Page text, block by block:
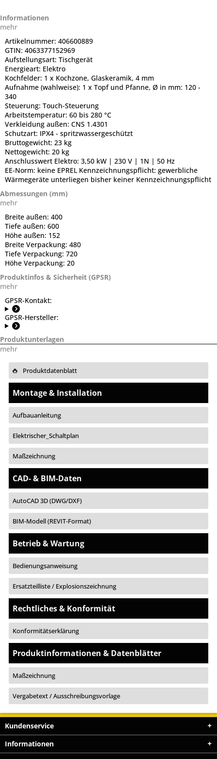
Informationen
mehr
Artikelnummer: 406600889
GTIN: 4063377152969
Aufstellungsart: Tischgerät
Energieart: Elektro
Kochfelder: 1 x Kochzone, Glaskeramik, 4 mm
Aufnahme (wahlweise): 1 x Topf und Pfanne, Ø in mm: 120 -
340
Steuerung: Touch-Steuerung
Arbeitstemperatur: 60 bis 280 °C
Verkleidung außen: CNS 1.4301
Schutzart: IPX4 - spritzwassergeschützt
Bruttogewicht: 23 kg
Nettogewicht: 20 kg
Anschlusswert Elektro: 3,50 kW | 230 V | 1N | 50 Hz
EE-Norm: keine EPREL Kennzeichnungspflicht: gewerbliche
Wärmegeräte unterliegen bisher keiner Kennzeichnungspflicht
Abmessungen (mm)
mehr
Breite außen: 400
Tiefe außen: 600
Höhe außen: 152
Breite Verpackung: 480
Tiefe Verpackung: 720
Höhe Verpackung: 20
Produktinfos & Sicherheit (GPSR)
mehr
GPSR-Kontakt:
GPSR-Hersteller:
Produktunterlagen
mehr
Produktdatenblatt
Montage & Installation
Aufbauanleitung
Elektrischer_Schaltplan
Maßzeichnung
CAD- & BIM-Daten
AutoCAD 3D (DWG/DXF)
BIM-Modell (REVIT-Format)
Betrieb & Wartung
Bedienungsanweisung
Ersatzteilliste / Explosionszeichnung
Rechtliches & Konformität
Konformitätserklärung
Produktinformationen & Datenblätter
Maßzeichnung
Vergabetext / Ausschreibungsvorlage
Kundenservice
Informationen